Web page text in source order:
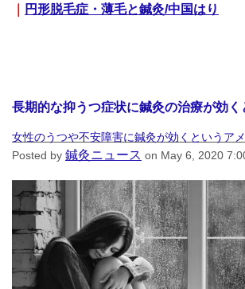
円形脱毛症・薄毛と鍼灸/中国はり
長期的な抑うつ症状に鍼灸の治療が効く
女性のうつや不安障害に鍼灸が効くというア
Posted by 鍼灸ニュース on May 6, 2020